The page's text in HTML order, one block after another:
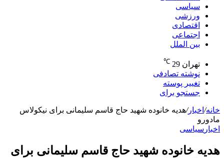
سیاسی
ورزشی
اقتصادی
اجتماعی
بین الملل
تهران 29
℃
نوشته تصادفی
تغییر پوسته
جستجو برای
خانه/ اخبار/هدیه خانوده شهید حاج قاسم سلیمانی برای نیکولاس
مادورو
اخبار سیاسی
هدیه خانوده شهید حاج قاسم سلیمانی برای